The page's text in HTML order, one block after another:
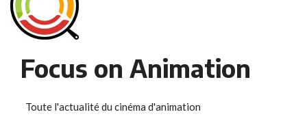
Focus on Animation
Toute l'actualité du cinéma d'animation